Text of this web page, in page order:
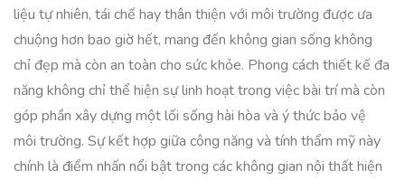
liệu tự nhiên, tái chế hay thân thiện với môi trường được ưa
chuộng hơn bao giờ hết, mang đến không gian sống không
chỉ đẹp mà còn an toàn cho sức khỏe. Phong cách thiết kế đa
năng không chỉ thể hiện sự linh hoạt trong việc bài trí mà còn
góp phần xây dựng một lối sống hài hòa và ý thức bảo vệ
môi trường. Sự kết hợp giữa công năng và tính thẩm mỹ này
chính là điểm nhấn nổi bật trong các không gian nội thất hiện